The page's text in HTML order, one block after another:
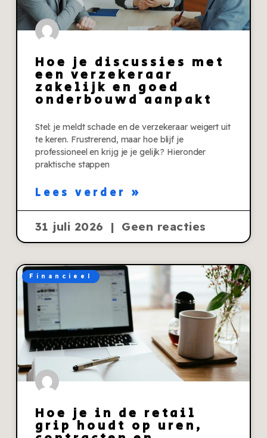
Hoe je discussies met
een verzekeraar
zakelijk en goed
onderbouwd aanpakt
Stel: je meldt schade en de verzekeraar weigert uit
te keren. Frustrerend, maar hoe blijf je
professioneel en krijg je je gelijk? Hieronder
praktische stappen
Lees verder »
31 juli 2026 Geen reacties
Financieel
Hoe je in de retail
grip houdt op uren,